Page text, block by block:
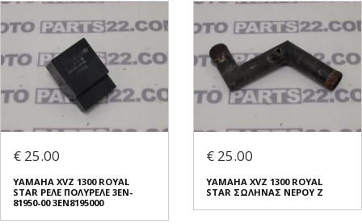
€ 25.00
YAMAHA XVZ 1300 ROYAL
STAR ΡΕΛΕ ΠΟΛΥΡΕΛΕ 3EN-
81950-00 3EN8195000
€ 25.00
YAMAHA XVZ 1300 ROYAL
STAR ΣΩΛΗΝΑΣ ΝΕΡΟΥ Ζ